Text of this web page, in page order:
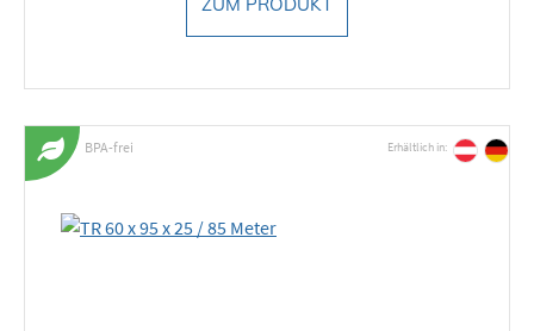
BPA-frei Erhältlich in: